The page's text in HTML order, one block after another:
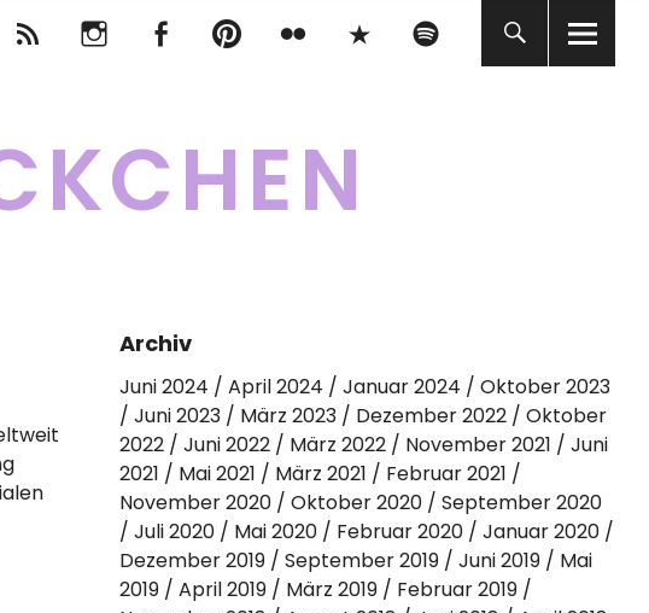
InstagramFacebookpinterest Spotify
Archiv
Juni 2024 April 2024 Januar 2024
Oktober 2023
Juni 2023
März 2023 Dezember 2022
Oktober
2022
Juni 2022 März 2022 November 2021
Juni
2021
Mai 2021 März 2021
Februar 2021
November 2020
Oktober 2020
September 2020
Juli 2020
Mai 2020 Februar 2020
Januar 2020
Dezember 2019
September 2019 Juni 2019
Mai
2019
April 2019 März 2019
Februar 2019